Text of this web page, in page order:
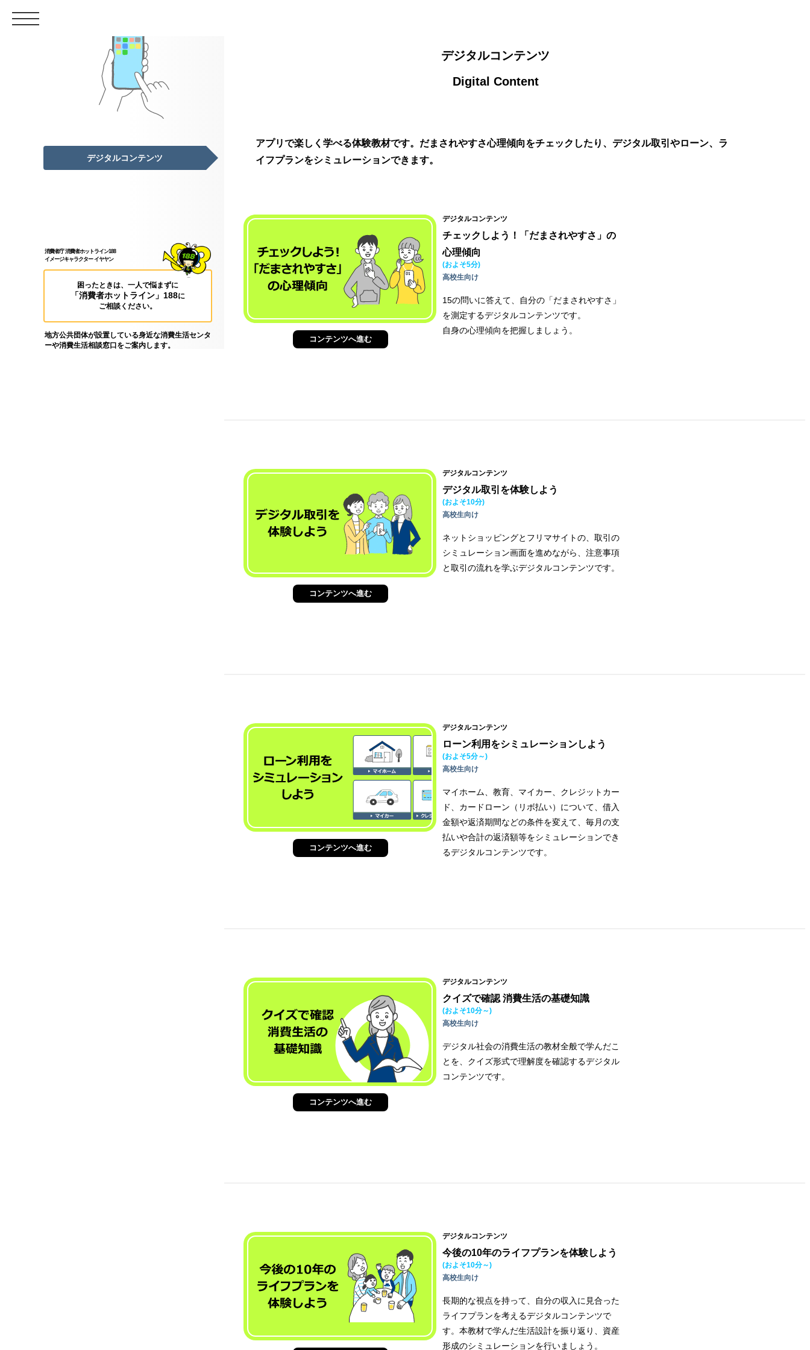
デジタルコンテンツ
困ったときは、一人で悩まずに
「消費者ホットライン」188に
ご相談ください。
地方公共団体が設置している身近な消費生活センタ
ーや消費生活相談窓口をご案内します。
消費者庁 消費者ホットライン188
イメージキャラクター イヤヤン
デジタルコンテンツ
Digital Content
アプリで楽しく学べる体験教材です。だまされやすさ心理傾向をチェックしたり、デジタル取引やローン、ラ
イフプランをシミュレーションできます。
コンテンツへ進む
デジタルコンテンツ
チェックしよう！「だまされやすさ」の
心理傾向
(およそ5分)
高校生向け
15の問いに答えて、自分の「だまされやすさ」
を測定するデジタルコンテンツです。
自身の心理傾向を把握しましょう。
コンテンツへ進む
デジタルコンテンツ
デジタル取引を体験しよう
(およそ10分)
高校生向け
ネットショッピングとフリマサイトの、取引の
シミュレーション画面を進めながら、注意事項
と取引の流れを学ぶデジタルコンテンツです。
コンテンツへ進む
デジタルコンテンツ
ローン利用をシミュレーションしよう
(およそ5分～)
高校生向け
マイホーム、教育、マイカー、クレジットカー
ド、カードローン（リボ払い）について、借入
金額や返済期間などの条件を変えて、毎月の支
払いや合計の返済額等をシミュレーションでき
るデジタルコンテンツです。
コンテンツへ進む
デジタルコンテンツ
クイズで確認 消費生活の基礎知識
(およそ10分～)
高校生向け
デジタル社会の消費生活の教材全般で学んだこ
とを、クイズ形式で理解度を確認するデジタル
コンテンツです。
デジタルコンテンツ
今後の10年のライフプランを体験しよう
(およそ10分～)
高校生向け
長期的な視点を持って、自分の収入に見合った
ライフプランを考えるデジタルコンテンツで
す。本教材で学んだ生活設計を振り返り、資産
形成のシミュレーションを行いましょう。